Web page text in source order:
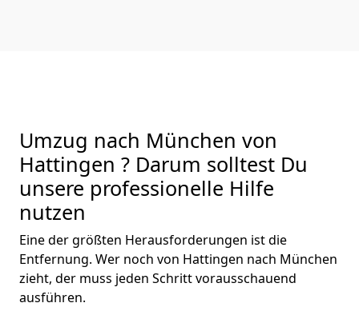
Umzug nach München von
Hattingen ? Darum solltest Du
unsere professionelle Hilfe
nutzen
Eine der größten Herausforderungen ist die
Entfernung. Wer noch von Hattingen nach München
zieht, der muss jeden Schritt vorausschauend
ausführen.